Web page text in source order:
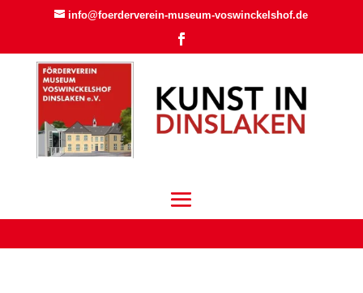
info@foerderverein-museum-voswinckelshof.de